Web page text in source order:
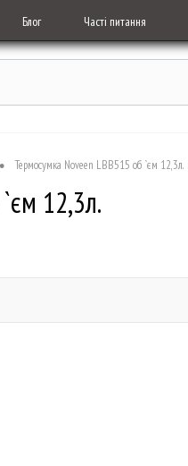
Блог Часті питання
• Термосумка Noveen LBB515 об `єм 12,3л.
12,3л.